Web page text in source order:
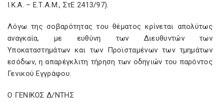
Ι.Κ.Α. – Ε.Τ.Α.Μ., ΣτΕ 2413/97).
Λόγω της σοβαρότητας του θέματος κρίνεται απολύτως
αναγκαία, με ευθύνη των Διευθυντών των
Υποκαταστημάτων και των Προϊσταμένων των τμημάτων
εσόδων, η απαρέγκλιτη τήρηση των οδηγιών του παρόντος
Γενικού Εγγράφου.
Ο ΓΕΝΙΚΟΣ Δ/ΝΤΗΣ